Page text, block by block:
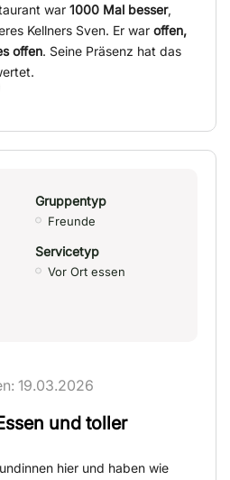
war 1000 Mal besser,
Kellners Sven. Er war offen,
offen. Seine Präsenz hat das
Gruppentyp
Freunde
Servicetyp
Vor Ort essen
19.03.2026
und toller
hier und haben wie